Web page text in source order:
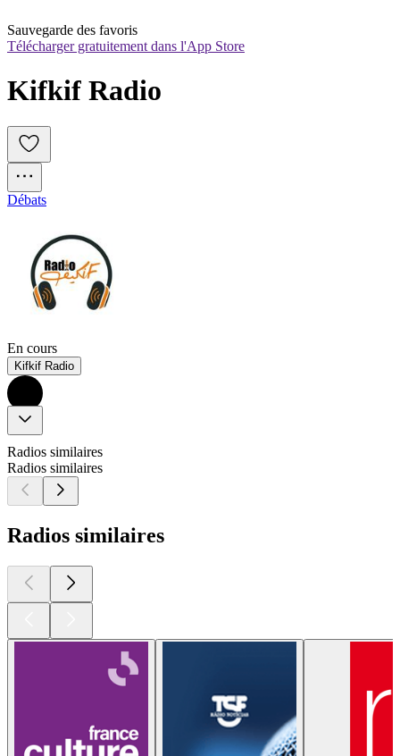
Sauvegarde des favoris
Télécharger gratuitement dans l'App Store
Kifkif Radio
Débats
En cours
Kifkif Radio
Radios similaires
Radios similaires
Radios similaires